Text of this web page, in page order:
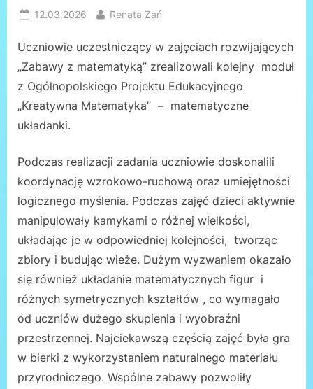
Posted
12.03.2026 By
Renata Zań
Uczniowie uczestniczący w zajęciach rozwijających
„Zabawy z matematyką” zrealizowali kolejny moduł
z Ogólnopolskiego Projektu Edukacyjnego
„Kreatywna Matematyka” – matematyczne
układanki.
Podczas realizacji zadania uczniowie doskonalili
koordynację wzrokowo-ruchową oraz umiejętności
logicznego myślenia. Podczas zajęć dzieci aktywnie
manipulowały kamykami o różnej wielkości,
układając je w odpowiedniej kolejności, tworząc
zbiory i budując wieże. Dużym wyzwaniem okazało
się również układanie matematycznych figur i
różnych symetrycznych kształtów , co wymagało
od uczniów dużego skupienia i wyobraźni
przestrzennej. Najciekawszą częścią zajęć była gra
w bierki z wykorzystaniem naturalnego materiału
przyrodniczego. Wspólne zabawy pozwoliły